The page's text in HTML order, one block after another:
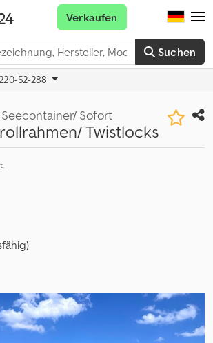
Suchen
Verkaufen
52-288
Sofort
Twistlocks